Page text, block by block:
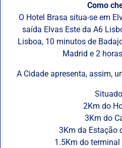
Como
O Hotel Brasa situa-se em
saída Elvas Este da A6
Lisboa, 10 minutos de
Madrid e 2
A Cidade apresenta, assim,
2Km do
3Km do
3Km da Estação
1.5Km do